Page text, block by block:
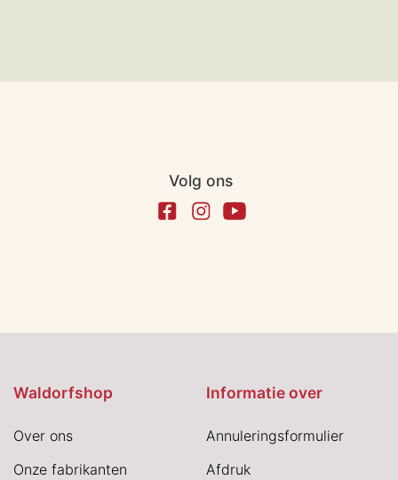
Volg ons
Waldorfshop
Over ons
Onze fabrikanten
Informatie over
Annuleringsformulier
Afdruk